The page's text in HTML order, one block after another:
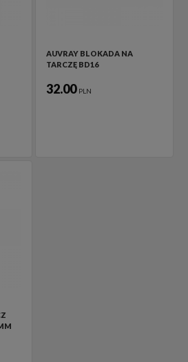
AUVRAY BLOKADA NA
TARCZĘ BD16
32.00 PLN